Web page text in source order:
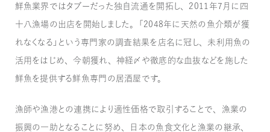
鮮魚業界ではタブーだった独自流通を開拓し、2011年7月に四
十八漁場の出店を開始しました。「2048年に天然の魚介類が獲
れなくなる」という専門家の調査結果を店名に冠し、未利用魚の
活用をはじめ、今朝獲れ、神経〆や徹底的な血抜などを施した
鮮魚を提供する鮮魚専門の居酒屋です。
漁師や漁港との連携により適性価格で取引することで、漁業の
振興の一助となることに努め、日本の魚食文化と漁業の継承、